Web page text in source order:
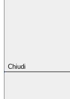
Chiudi